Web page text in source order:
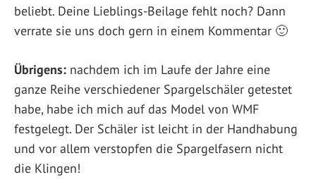
beliebt. Deine Lieblings-Beilage fehlt noch? Dann
verrate sie uns doch gern in einem Kommentar 🙂
Übrigens: nachdem ich im Laufe der Jahre eine
ganze Reihe verschiedener Spargelschäler getestet
habe, habe ich mich auf das Model von WMF
festgelegt. Der Schäler ist leicht in der Handhabung
und vor allem verstopfen die Spargelfasern nicht
die Klingen!